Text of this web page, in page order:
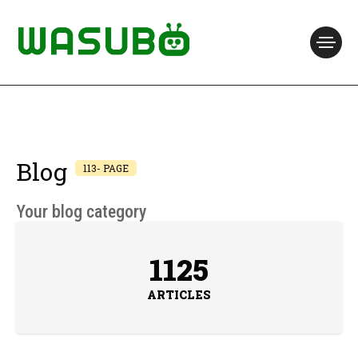
Blog 113- PAGE
Your blog category
1125
ARTICLES